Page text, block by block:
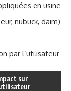
en usine
nubuck, daim)
par l’utilisateur
sur